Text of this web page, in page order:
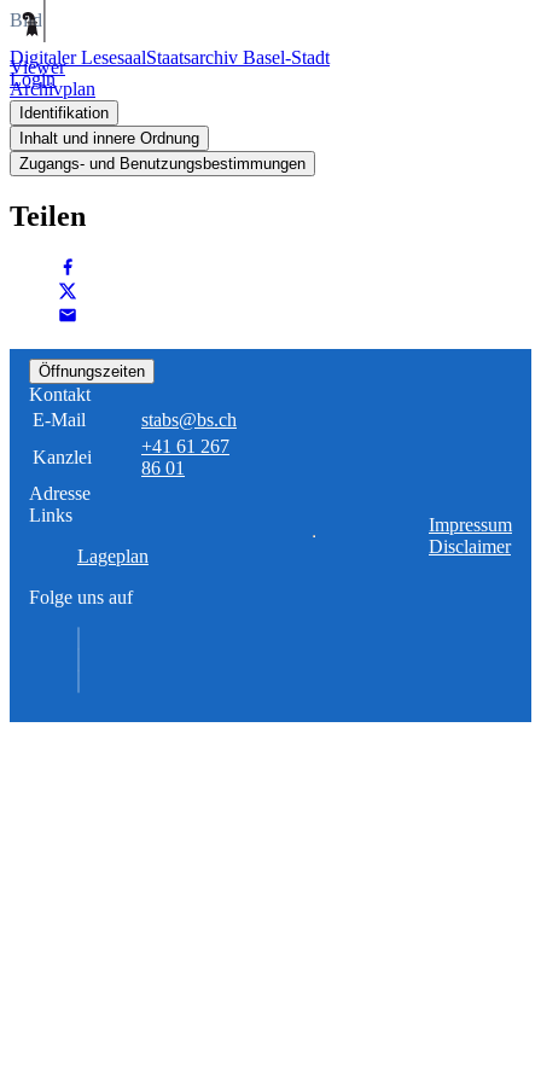
Digitaler LesesaalStaatsarchiv Basel-Stadt
Login
Bild
Viewer
Archivplan
Identifikation
Inhalt und innere Ordnung
Zugangs- und Benutzungsbestimmungen
Teilen
Öffnungszeiten
Kontakt
E-Mail
stabs@bs.ch
Kanzlei
+41 61 267
86 01
Adresse
Links
Lageplan
Folge uns auf
Impressum
Disclaimer